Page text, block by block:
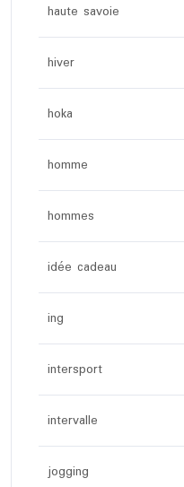
haute savoie
hiver
hoka
homme
hommes
idée cadeau
ing
intersport
intervalle
jogging